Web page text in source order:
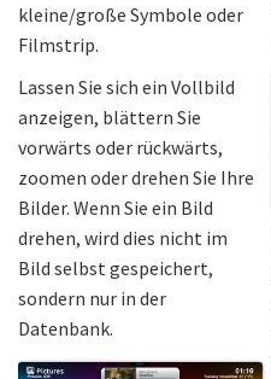
kleine/große Symbole oder
Filmstrip.
Lassen Sie sich ein Vollbild
anzeigen, blättern Sie
vorwärts oder rückwärts,
zoomen oder drehen Sie Ihre
Bilder. Wenn Sie ein Bild
drehen, wird dies nicht im
Bild selbst gespeichert,
sondern nur in der
Datenbank.